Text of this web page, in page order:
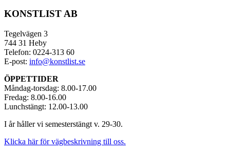
KONSTLIST AB
Tegelvägen 3
744 31 Heby
Telefon: 0224-313 60
E-post: info@konstlist.se
ÖPPETTIDER
Måndag-torsdag: 8.00-17.00
Fredag: 8.00-16.00
Lunchstängt: 12.00-13.00
I år håller vi semesterstängt v. 29-30.
Klicka här för vägbeskrivning till oss.